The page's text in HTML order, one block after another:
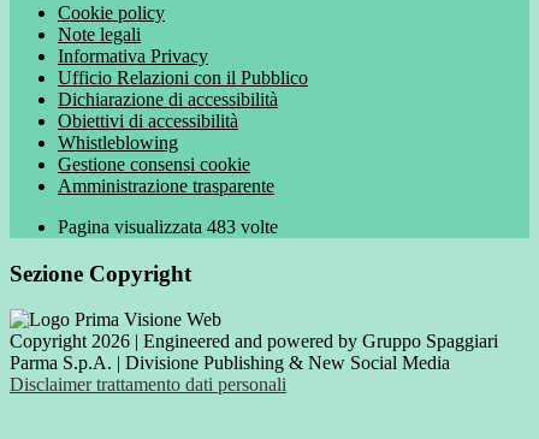
Cookie policy
Note legali
Informativa Privacy
Ufficio Relazioni con il Pubblico
Dichiarazione di accessibilità
Obiettivi di accessibilità
Whistleblowing
Gestione consensi cookie
Amministrazione trasparente
Pagina visualizzata 483 volte
Sezione Copyright
Copyright 2026 | Engineered and powered by Gruppo Spaggiari
Parma S.p.A. | Divisione Publishing & New Social Media
Disclaimer trattamento dati personali